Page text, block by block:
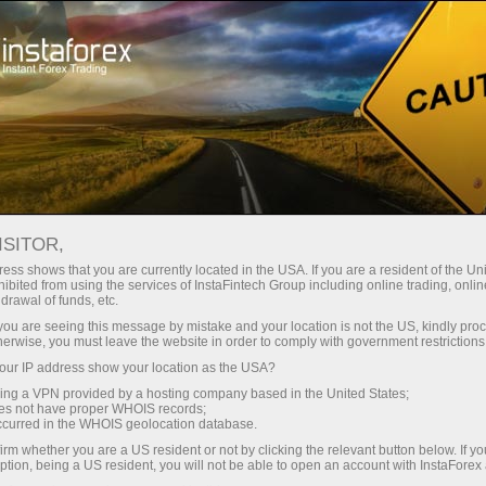
Acerca de InstaForex Noticias de la compañía
GRAN SORTEO POR EL DÍA
DEL CONOCIMIENTO: ¡TU
OPORTUNIDAD DE GANAR
$7,000!
shows that you are currently located in the USA. If you are a resident of the
from using the services of InstaFintech Group including online trading,
of funds, etc.
are seeing this message by mistake and your location is not the US, kindly
you must leave the website in order to comply with government
IP address show your location as the USA?
a VPN provided by a hosting company based in the United States;
not have proper WHOIS records;
in the WHOIS geolocation database.
whether you are a US resident or not by clicking the relevant button below. If
being a US resident, you will not be able to open an account with InstaForex